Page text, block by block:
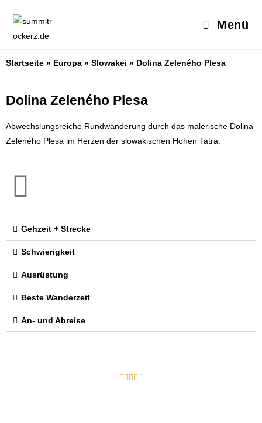
Menü
Startseite » Europa » Slowakei » Dolina Zeleného Plesa
Dolina Zeleného Plesa
Abwechslungsreiche Rundwanderung durch das malerische Dolina
Zeleného Plesa im Herzen der slowakischen Hohen Tatra.
Gehzeit + Strecke
Schwierigkeit
Ausrüstung
Beste Wanderzeit
An- und Abreise
    